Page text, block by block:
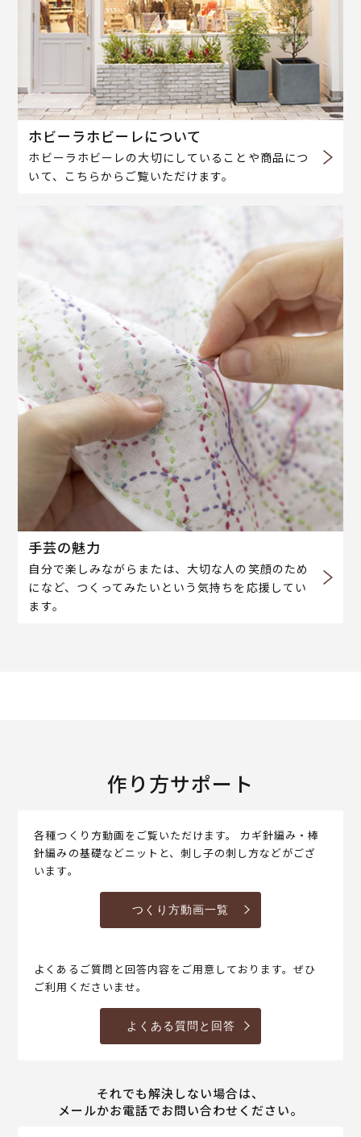
ホビーラホビーレについて
ホビーラホビーレの大切にしていることや商品につ
いて、こちらからご覧いただけます。
手芸の魅力
自分で楽しみながらまたは、大切な人の笑顔のため
になど、つくってみたいという気持ちを応援してい
ます。
作り方サポート
各種つくり方動画をご覧いただけます。 カギ針編み・棒
針編みの基礎などニットと、刺し子の刺し方などがござ
います。
つくり方動画一覧
よくあるご質問と回答内容をご用意しております。ぜひ
ご利用くださいませ。
よくある質問と回答
それでも解決しない場合は、
メールかお電話でお問い合わせください。